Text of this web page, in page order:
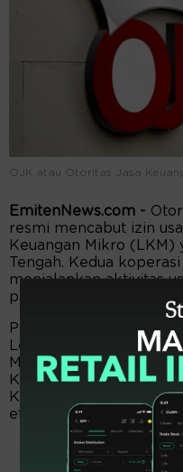
OJK atau Otoritas Jasa
EmitenNews.com -
resmi mencabut izin
Keuangan Mikro (LKM)
Tengah. Kedua
menjalankan aktivitas
proses likuidasi.
Pencabutan pertama
Lembaga Keuangan
Makmur yang
Kecamatan Srumbung,
Keputusan pencabutan
efektif sejak 4 Mei 2026.